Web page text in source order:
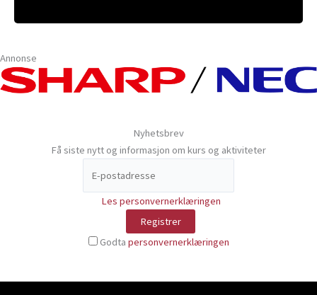
Annonse
Nyhetsbrev
Få siste nytt og informasjon om kurs og aktiviteter
Les personvernerklæringen
Godta personvernerklæringen